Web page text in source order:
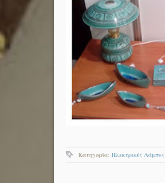
Κατηγορία: Ηλεκτρικές Λάμπες